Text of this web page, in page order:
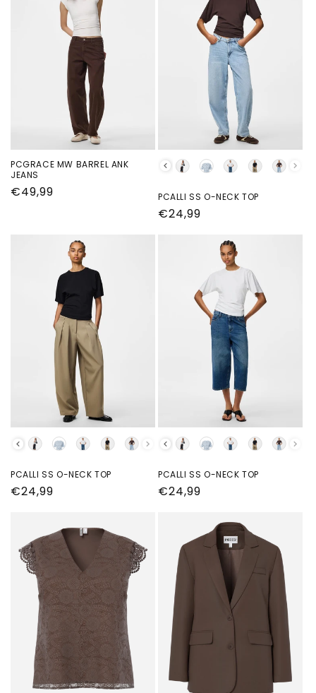
PCGRACE MW BARREL ANK
JEANS
Normale
€49,99
kleur
PCALLI SS O-NECK TOP
Normale
€24,99
kleur
PCALLI SS O-NECK TOP
Normale
€24,99
kleur
PCALLI SS O-NECK TOP
Normale
€24,99